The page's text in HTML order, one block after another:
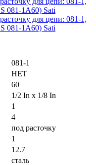
081-1
НЕТ
60
1/2 In x 1/8 In
1
4
под расточку
1
12.7
сталь